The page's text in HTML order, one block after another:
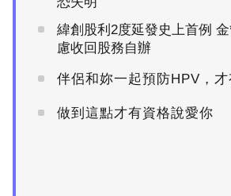
緯創股利2度延發史上首例
慮收回股務自辦
伴侶和妳一起預防HPV，才
做到這點才有資格說愛你